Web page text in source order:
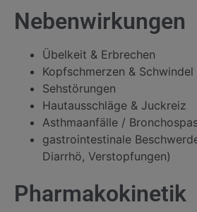
Nebenwirkungen
Übelkeit & Erbrechen
Kopfschmerzen & Schwindel
Sehstörungen
Hautausschläge & Juckreiz
Asthmaanfälle /
gastrointestinale
Diarrhö, Verstopfungen)
Pharmakokinetik